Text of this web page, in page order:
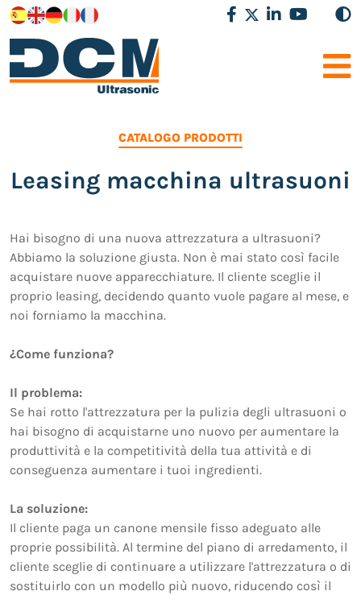
CATALOGO PRODOTTI
Leasing macchina ultrasuoni
Hai bisogno di una nuova attrezzatura a ultrasuoni?
Abbiamo la soluzione giusta. Non è mai stato così facile
acquistare nuove apparecchiature. Il cliente sceglie il
proprio leasing, decidendo quanto vuole pagare al mese, e
noi forniamo la macchina.
¿Come funziona?
Il problema:
Se hai rotto l'attrezzatura per la pulizia degli ultrasuoni o
hai bisogno di acquistarne uno nuovo per aumentare la
produttività e la competitività della tua attività e di
conseguenza aumentare i tuoi ingredienti.
La soluzione:
Il cliente paga un canone mensile fisso adeguato alle
proprie possibilità. Al termine del piano di arredamento, il
cliente sceglie di continuare a utilizzare l'attrezzatura o di
sostituirlo con un modello più nuovo, riducendo così il